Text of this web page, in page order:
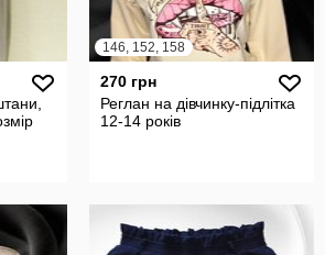
146, 152, 158
270 грн
Реглан на дівчинку-підлітка
12-14 років